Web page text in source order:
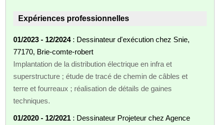
Expériences professionnelles
01/2023 - 12/2024: Dessinateur d'exécution chez Snie,
77170, Brie-comte-robert
Implantation de la distribution électrique en infra et
superstructure ; étude de tracé de chemin de câbles et
terre et fourreaux ; réalisation de détails de gaines
techniques.
01/2020 - 12/2021 : Dessinateur Projeteur chez Agence